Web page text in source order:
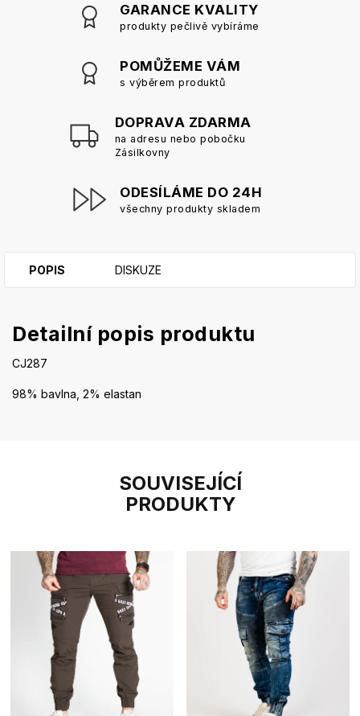
GARANCE KVALITY
produkty pečlivě vybíráme
POMŮŽEME VÁM
s výběrem produktů
DOPRAVA ZDARMA
na adresu nebo pobočku
Zásilkovny
ODESÍLÁME DO 24H
všechny produkty skladem
SOUVISEJÍCÍ
PRODUKTY
POPIS DISKUZE
Detailní popis produktu
CJ287
98% bavlna, 2% elastan